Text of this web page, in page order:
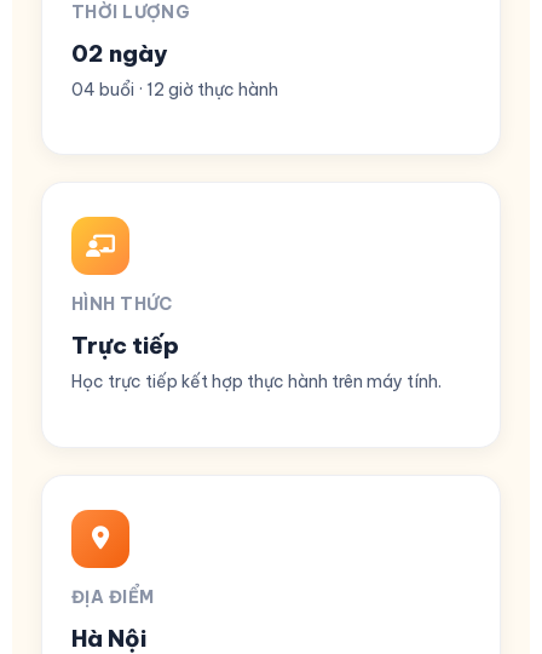
THỜI LƯỢNG
02 ngày
04 buổi · 12 giờ thực hành
HÌNH THỨC
Trực tiếp
Học trực tiếp kết hợp thực hành trên máy tính.
ĐỊA ĐIỂM
Hà Nội